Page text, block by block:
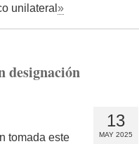
unilateral »
designación
13
MAY 2025
tomada este